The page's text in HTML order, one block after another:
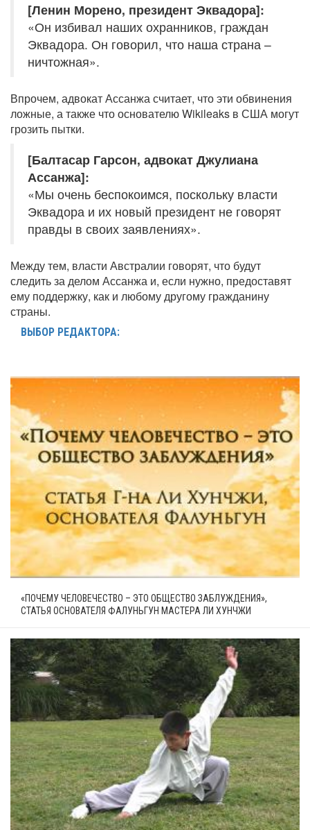
[Ленин Морено, президент Эквадора]:
«Он избивал наших охранников, граждан
Эквадора. Он говорил, что наша страна –
ничтожная».
Впрочем, адвокат Ассанжа считает, что эти обвинения
ложные, а также что основателю Wikileaks в США могут
грозить пытки.
[Балтасар Гарсон, адвокат Джулиана
Ассанжа]:
«Мы очень беспокоимся, поскольку власти
Эквадора и их новый президент не говорят
правды в своих заявлениях».
Между тем, власти Австралии говорят, что будут
следить за делом Ассанжа и, если нужно, предоставят
ему поддержку, как и любому другому гражданину
страны.
ВЫБОР РЕДАКТОРА:
«ПОЧЕМУ ЧЕЛОВЕЧЕСТВО – ЭТО ОБЩЕСТВО ЗАБЛУЖДЕНИЯ»,
СТАТЬЯ ОСНОВАТЕЛЯ ФАЛУНЬГУН МАСТЕРА ЛИ ХУНЧЖИ